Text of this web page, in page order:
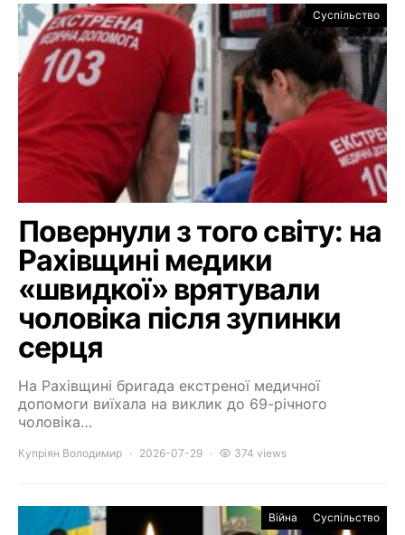
Суспільство
Повернули з того світу: на
Рахівщині медики
«швидкої» врятували
чоловіка після зупинки
серця
На Рахівщині бригада екстреної медичної
допомоги виїхала на виклик до 69-річного
чоловіка…
Купріян Володимир 2026-07-29 374 views
Війна Суспільство